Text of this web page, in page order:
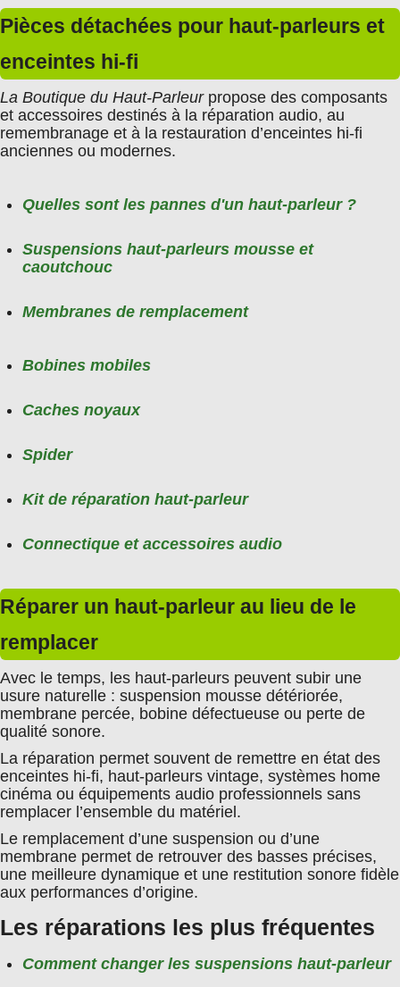
Pièces détachées pour haut-parleurs et
enceintes hi-fi
La Boutique du Haut-Parleurpropose des composants
et accessoires destinés à la réparation audio, au
remembranage et à la restauration d’enceintes hi-fi
anciennes ou modernes.
Quelles sont les pannes d'un haut-parleur ?
Suspensions haut-parleurs mousse et
caoutchouc
Membranes de remplacement
Bobines mobiles
Caches noyaux
Spider
Kit de réparation haut-parleur
Connectique et accessoires audio
Réparer un haut-parleur au lieu de le
remplacer
Avec le temps, les haut-parleurs peuvent subir une
usure naturelle : suspension mousse détériorée,
membrane percée, bobine défectueuse ou perte de
qualité sonore.
La réparation permet souvent de remettre en état des
enceintes hi-fi, haut-parleurs vintage, systèmes home
cinéma ou équipements audio professionnels sans
remplacer l’ensemble du matériel.
Le remplacement d’une suspension ou d’une
membrane permet de retrouver des basses précises,
une meilleure dynamique et une restitution sonore fidèle
aux performances d’origine.
Les réparations les plus fréquentes
Comment changer les suspensions haut-parleur